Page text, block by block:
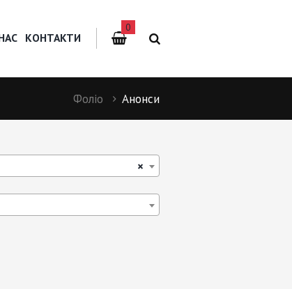
КОНТАКТИ
0
Фоліо Анонси
×